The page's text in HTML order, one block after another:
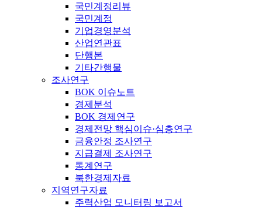
국민계정리뷰
국민계정
기업경영분석
산업연관표
단행본
기타간행물
조사연구
BOK 이슈노트
경제분석
BOK 경제연구
경제전망 핵심이슈·심층연구
금융안정 조사연구
지급결제 조사연구
통계연구
북한경제자료
지역연구자료
주력산업 모니터링 보고서